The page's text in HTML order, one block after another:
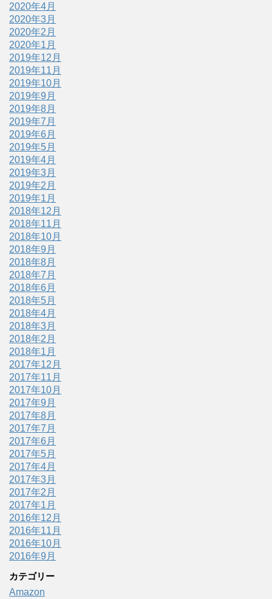
2020年4月
2020年3月
2020年2月
2020年1月
2019年12月
2019年11月
2019年10月
2019年9月
2019年8月
2019年7月
2019年6月
2019年5月
2019年4月
2019年3月
2019年2月
2019年1月
2018年12月
2018年11月
2018年10月
2018年9月
2018年8月
2018年7月
2018年6月
2018年5月
2018年4月
2018年3月
2018年2月
2018年1月
2017年12月
2017年11月
2017年10月
2017年9月
2017年8月
2017年7月
2017年6月
2017年5月
2017年4月
2017年3月
2017年2月
2017年1月
2016年12月
2016年11月
2016年10月
2016年9月
カテゴリー
Amazon